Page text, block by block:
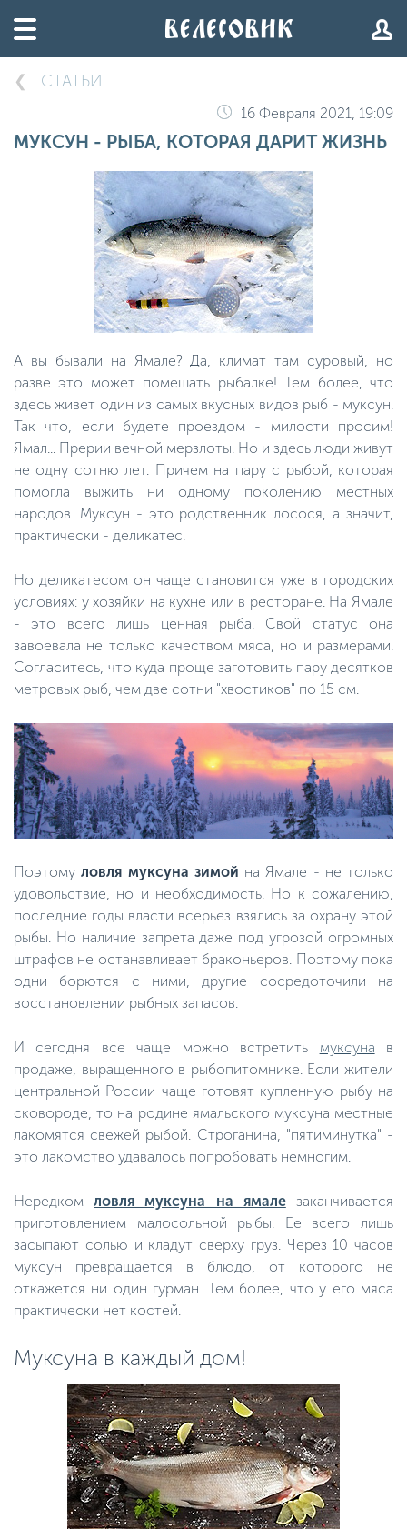
СТАТЬИ
16 Февраля 2021, 19:09
МУКСУН - РЫБА, КОТОРАЯ ДАРИТ ЖИЗНЬ
А вы бывали на Ямале? Да, климат там суровый, но
разве это может помешать рыбалке! Тем более, что
здесь живет один из самых вкусных видов рыб - муксун.
Так что, если будете проездом - милости просим!
Ямал... Прерии вечной мерзлоты. Но и здесь люди живут
не одну сотню лет. Причем на пару с рыбой, которая
помогла выжить ни одному поколению местных
народов. Муксун - это родственник лосося, а значит,
практически - деликатес.
Но деликатесом он чаще становится уже в городских
условиях: у хозяйки на кухне или в ресторане. На Ямале
- это всего лишь ценная рыба. Свой статус она
завоевала не только качеством мяса, но и размерами.
Согласитесь, что куда проще заготовить пару десятков
метровых рыб, чем две сотни "хвостиков" по 15 см.
Поэтомуловля муксуна зимой на Ямале - не только
удовольствие, но и необходимость. Но к сожалению,
последние годы власти всерьез взялись за охрану этой
рыбы. Но наличие запрета даже под угрозой огромных
штрафов не останавливает браконьеров. Поэтому пока
одни борются с ними, другие сосредоточили на
восстановлении рыбных запасов.
И сегодня все чаще можно встретить муксуна в
продаже, выращенного в рыбопитомнике. Если жители
центральной России чаще готовят купленную рыбу на
сковороде, то на родине ямальского муксуна местные
лакомятся свежей рыбой. Строганина, "пятиминутка" -
это лакомство удавалось попробовать немногим.
Нередкомловля муксуна на ямалезаканчивается
приготовлением малосольной рыбы. Ее всего лишь
засыпают солью и кладут сверху груз. Через 10 часов
муксун превращается в блюдо, от которого не
откажется ни один гурман. Тем более, что у его мяса
практически нет костей.
Муксуна в каждый дом!